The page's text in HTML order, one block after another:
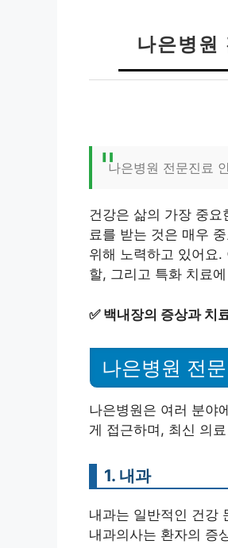
나은병원
나은병원 전문진료
건강은 삶의 가장 중
료를 받는 것은 매우
위해 노력하고 있어요
할, 그리고 특화 치료
✅ 백내장의 증상과 치
나은병원 전
나은병원은 여러 분야
게 접근하며, 최신 의
1. 내과
내과는 일반적인 건강
내과의사는 환자의 증